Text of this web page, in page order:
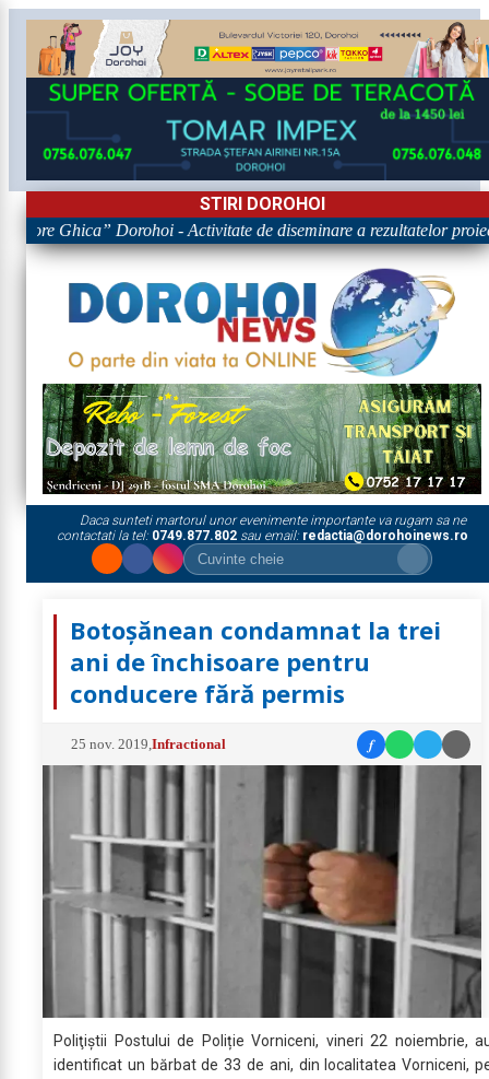
STIRI DOROHOI
Ghica” Dorohoi - Activitate de diseminare a rezultatelor
Daca sunteti martorul unor evenimente importante va rugam sa ne
contactati la tel: 0749.877.802sau email: redactia@dorohoinews.ro
Botoșănean condamnat la trei
ani de închisoare pentru
conducere fără permis
25 nov. 2019 ,Infractional f
Poliţiştii Postului de Poliție Vorniceni, vineri 22 noiembrie,
identificat un bărbat de 33 de ani, din localitatea Vorniceni,